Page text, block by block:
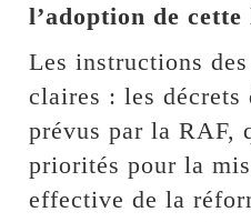
l’adoption de cette
Les instructions
claires : les décrets
prévus par la RAF,
priorités pour la
effective de la